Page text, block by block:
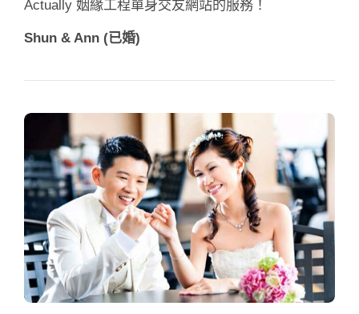
Actually 姻緣工程單身交友網站的服務！
Shun & Ann (已婚)